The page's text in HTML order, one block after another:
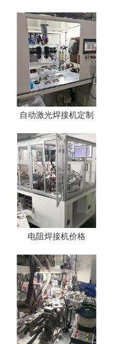
自动激光焊接机定制
电阻焊接机价格